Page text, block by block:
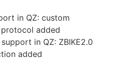
in QZ: custom
added
in QZ: ZBIKE2.0
added